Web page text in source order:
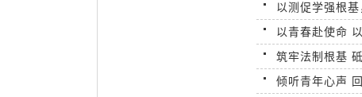
以测促学强根
以青春赴使命
筑牢法制根基
倾听青年心声